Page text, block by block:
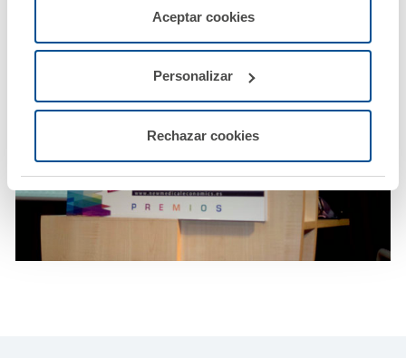
configurarlas usando el botón “Personalizar".
Aceptar cookies
Personalizar
Rechazar cookies